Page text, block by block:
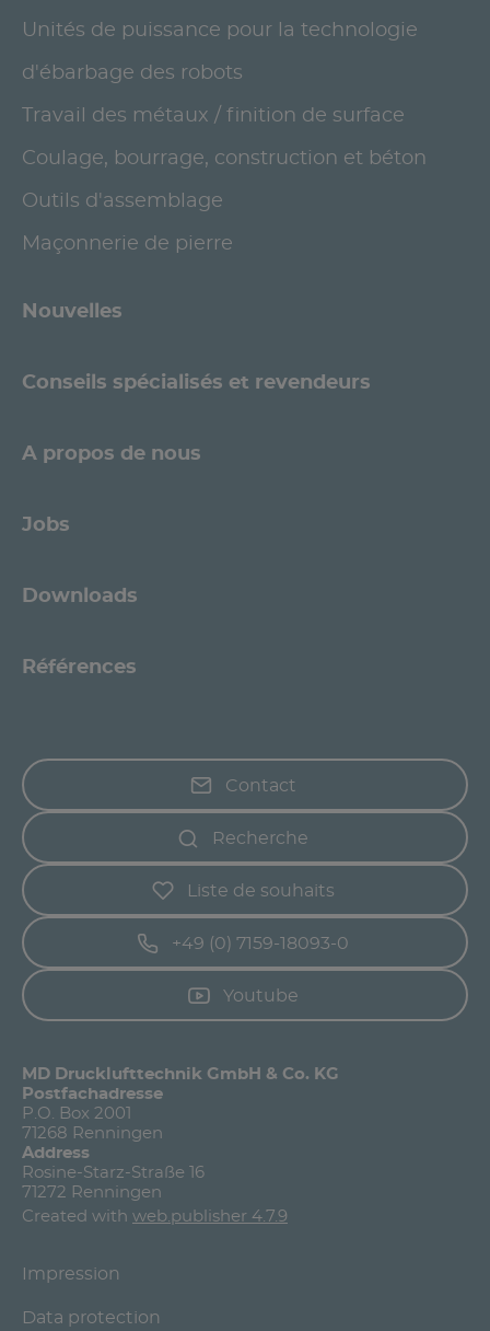
Unités de puissance pour la technologie
d'ébarbage des robots
Travail des métaux / finition de surface
Coulage, bourrage, construction et béton
Outils d'assemblage
Maçonnerie de pierre
Nouvelles
Conseils spécialisés et revendeurs
A propos de nous
Jobs
Downloads
Références
Contact
Recherche
Liste de souhaits
+49 (0) 7159-18093-0
Youtube
MD Drucklufttechnik GmbH & Co. KG
Postfachadresse
P.O. Box 2001
71268 Renningen
Address
Rosine-Starz-Straße 16
71272 Renningen
Created with web.publisher 4.7.9
Impression
Data protection